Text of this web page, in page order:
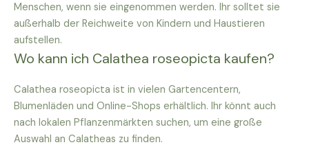
Menschen, wenn sie eingenommen werden. Ihr solltet sie
außerhalb der Reichweite von Kindern und Haustieren
aufstellen.
Wo kann ich Calathea roseopicta kaufen?
Calathea roseopicta ist in vielen Gartencentern,
Blumenläden und Online-Shops erhältlich. Ihr könnt auch
nach lokalen Pflanzenmärkten suchen, um eine große
Auswahl an Calatheas zu finden.